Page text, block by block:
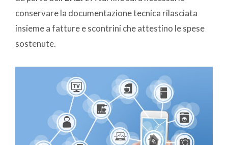
conservare la documentazione tecnica rilasciata
insieme a fatture e scontrini che attestino le spese
sostenute.